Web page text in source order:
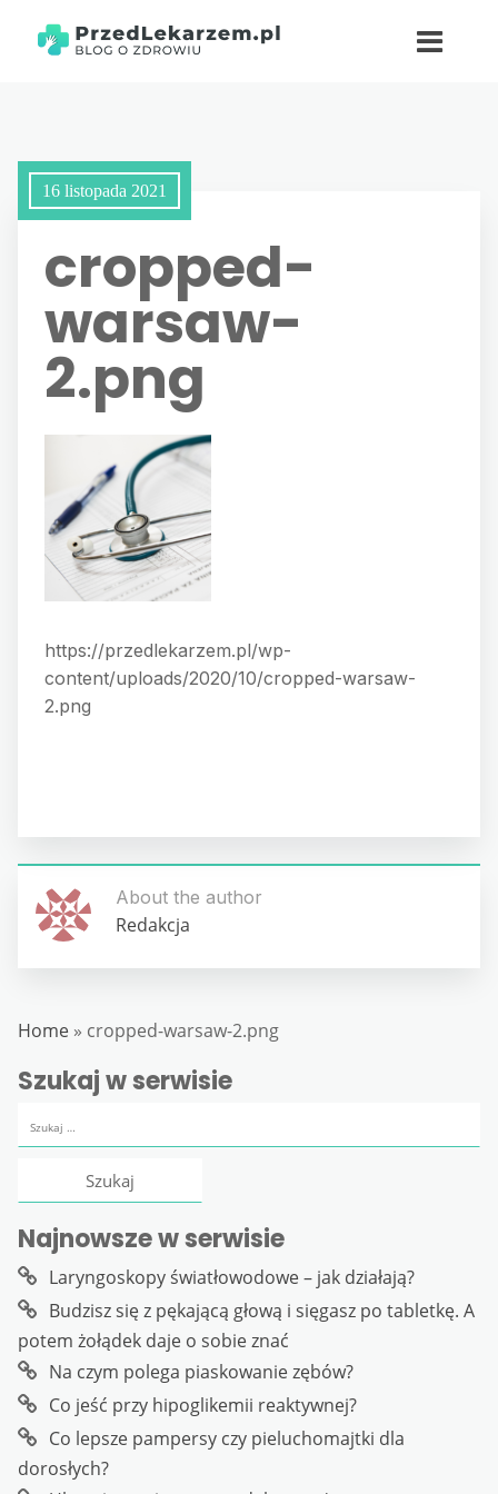
16 listopada 2021
cropped-
warsaw-
2.png
https://przedlekarzem.pl/wp-
content/uploads/2020/10/cropped-warsaw-
2.png
About the author
Redakcja
Home » cropped-warsaw-2.png
Szukaj w serwisie
Najnowsze w serwisie
Laryngoskopy światłowodowe – jak działają?
Budzisz się z pękającą głową i sięgasz po tabletkę. A
potem żołądek daje o sobie znać
Na czym polega piaskowanie zębów?
Co jeść przy hipoglikemii reaktywnej?
Co lepsze pampersy czy pieluchomajtki dla
dorosłych?